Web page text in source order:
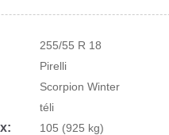
255/55 R 18
Pirelli
Scorpion Winter
téli
105 (925 kg)